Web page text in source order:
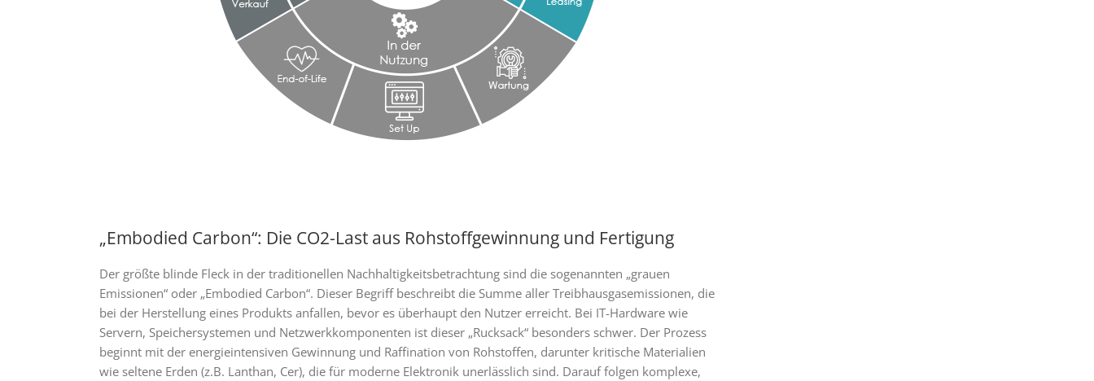
„Embodied Carbon“: Die CO2-Last aus Rohstoffgewinnung und Fertigung
Der größte blinde Fleck in der traditionellen Nachhaltigkeitsbetrachtung sind die sogenannten „grauen
Emissionen“ oder „Embodied Carbon“. Dieser Begriff beschreibt die Summe aller Treibhausgasemissionen, die
bei der Herstellung eines Produkts anfallen, bevor es überhaupt den Nutzer erreicht. Bei IT-Hardware wie
Servern, Speichersystemen und Netzwerkkomponenten ist dieser „Rucksack“ besonders schwer. Der Prozess
beginnt mit der energieintensiven Gewinnung und Raffination von Rohstoffen, darunter kritische Materialien
wie seltene Erden (z.B. Lanthan, Cer), die für moderne Elektronik unerlässlich sind. Darauf folgen komplexe,